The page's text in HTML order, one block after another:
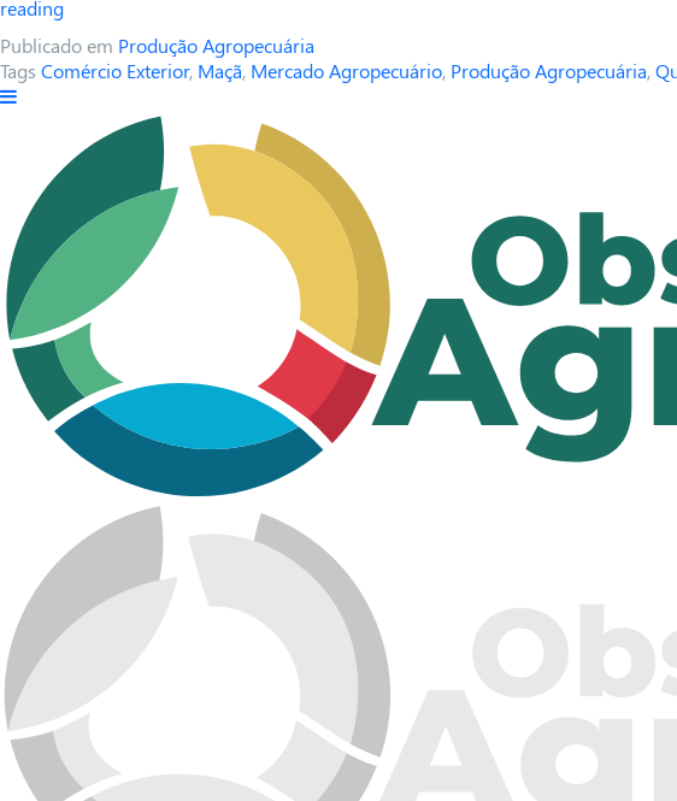
reading
Publicado em Produção Agropecuária
Tags Comércio Exterior, Maçã, Mercado Agropecuário, Produção Agropecuária,